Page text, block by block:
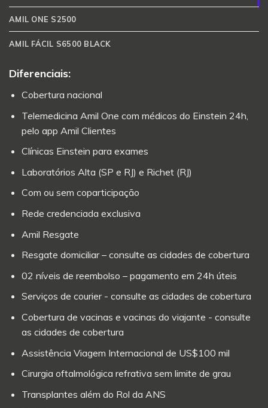
AMIL ONE S2500
AMIL FÁCIL S6500 BLACK
Diferenciais:
Cobertura nacional
Telemedicina Amil One com médicos do Einstein 24h,
pelo app Amil Clientes
Clínicas Einstein para exames
Laboratórios Alta (SP e RJ) e Richet (RJ)
Com ou sem coparticipação
Rede credenciada exclusiva
Amil Resgate
Resgate domiciliar – consulte as cidades de cobertura
02 níveis de reembolso – pagamento em 24h úteis
Serviços de courier - consulte as cidades de cobertura
Cobertura de vacinas e vacinas do viajante - consulte
as cidades de cobertura
Assistência Viagem Internacional de US$100 mil
Cirurgia oftalmológica refrativa sem limite de grau
Transplantes além do Rol da ANS